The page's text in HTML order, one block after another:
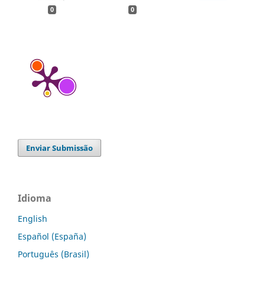
0 0
Enviar Submissão
Idioma
English
Español (España)
Português (Brasil)